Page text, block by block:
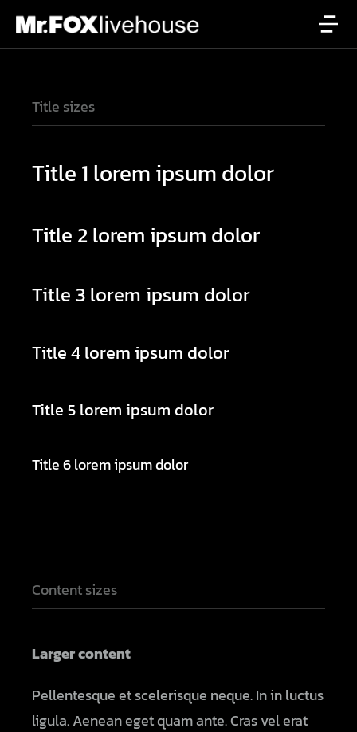
Title sizes
Title 1 lorem ipsum dolor
Title 2 lorem ipsum dolor
Title 3 lorem ipsum dolor
Title 4 lorem ipsum dolor
Title 5 lorem ipsum dolor
Title 6 lorem ipsum dolor
Content sizes
Larger content
Pellentesque et scelerisque neque. In in luctus
ligula. Aenean eget quam ante. Cras vel erat